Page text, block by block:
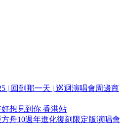
| 回到那一天 | 巡迴演唱會周邊商
好想見到你 香港站
方舟10週年進化復刻限定版演唱會